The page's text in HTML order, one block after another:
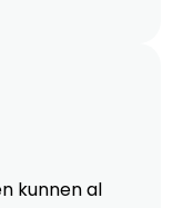
kunnen al